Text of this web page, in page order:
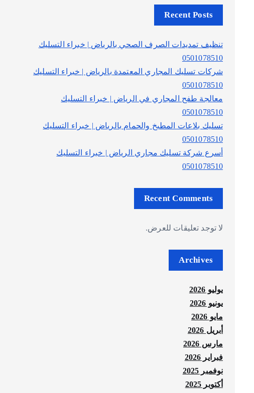
Recent Posts
تنظيف تمديدات الصرف الصحي بالرياض | خبراء التسليك
0501078510
شركات تسليك المجاري المعتمدة بالرياض | خبراء التسليك
0501078510
معالجة طفح المجاري في الرياض | خبراء التسليك
0501078510
تسليك بلاعات المطبخ والحمام بالرياض | خبراء التسليك
0501078510
أسرع شركة تسليك مجاري الرياض | خبراء التسليك
0501078510
Recent Comments
لا توجد تعليقات للعرض.
Archives
يوليو 2026
يونيو 2026
مايو 2026
أبريل 2026
مارس 2026
فبراير 2026
نوفمبر 2025
أكتوبر 2025